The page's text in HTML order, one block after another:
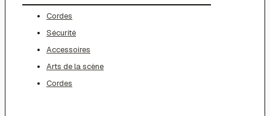
Cordes
Sécurité
Accessoires
Arts de la scène
Cordes